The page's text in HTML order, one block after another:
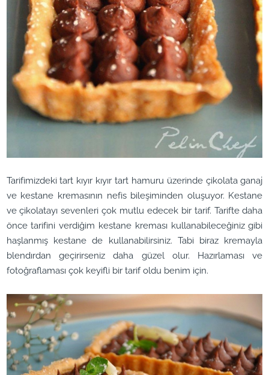
Tarifimizdeki tart kıyır kıyır tart hamuru üzerinde çikolata ganaj
ve kestane kremasının nefis bileşiminden oluşuyor. Kestane
ve çikolatayı sevenleri çok mutlu edecek bir tarif. Tarifte daha
önce tarifini verdiğim kestane kreması kullanabileceğiniz gibi
haşlanmış kestane de kullanabilirsiniz. Tabi biraz kremayla
blendırdan geçirirseniz daha güzel olur. Hazırlaması ve
fotoğraflaması çok keyifli bir tarif oldu benim için.